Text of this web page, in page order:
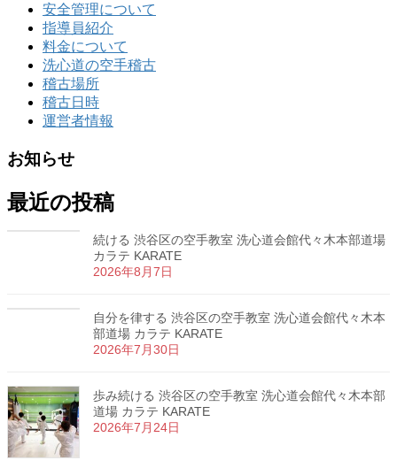
安全管理について
指導員紹介
料金について
洗心道の空手稽古
稽古場所
稽古日時
運営者情報
お知らせ
最近の投稿
続ける 渋谷区の空手教室 洗心道会館代々木本部道場
カラテ KARATE
2026年8月7日
自分を律する 渋谷区の空手教室 洗心道会館代々木本
部道場 カラテ KARATE
2026年7月30日
歩み続ける 渋谷区の空手教室 洗心道会館代々木本部
道場 カラテ KARATE
2026年7月24日